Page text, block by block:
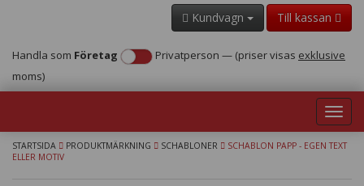
Kundvagn Till kassan
Handla som Företag Privatperson — (priser visas exklusive
moms)
STARTSIDA PRODUKTMÄRKNING SCHABLONER
SCHABLON PAPP - EGEN TEXT
ELLER MOTIV